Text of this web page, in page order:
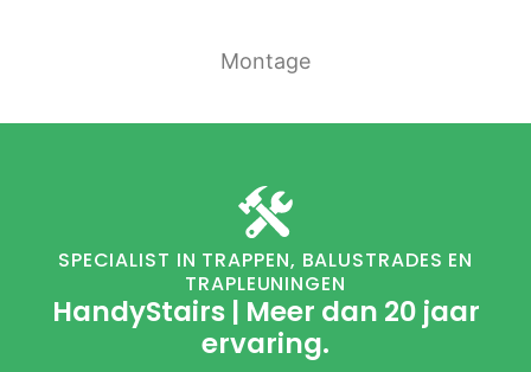
Montage
SPECIALIST IN TRAPPEN, BALUSTRADES EN
TRAPLEUNINGEN
HandyStairs | Meer dan 20 jaar
ervaring.